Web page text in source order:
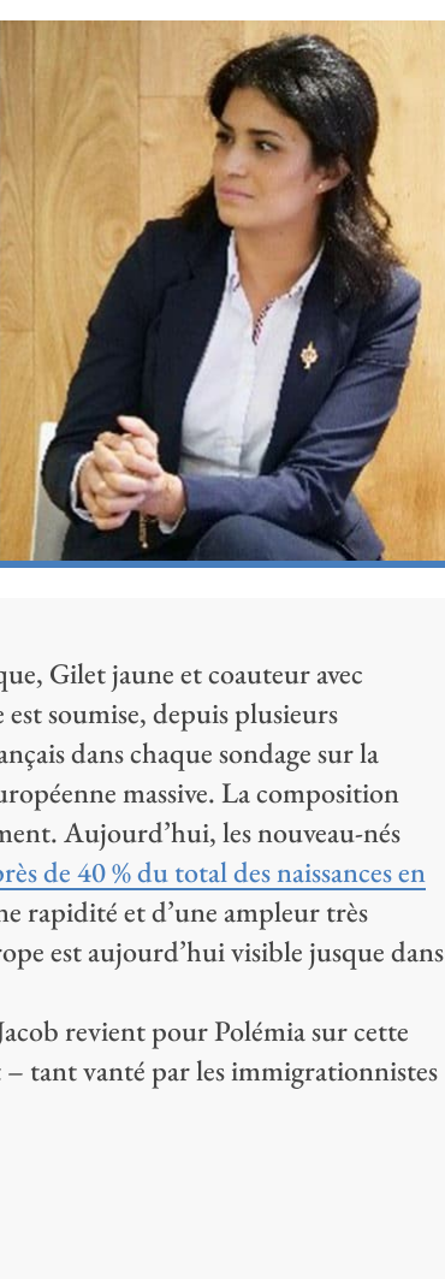
Gilet jaune et coauteur avec
est soumise, depuis plusieurs
dans chaque sondage sur la
massive. La composition
Aujourd’hui, les nouveau-nés
de 40 % du total des naissances en
rapidité et d’une ampleur très
est aujourd’hui visible jusque dans
revient pour Polémia sur cette
tant vanté par les immigrationnistes